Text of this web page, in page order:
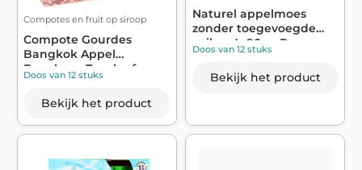
Compotes en fruit op siroop
Compote Gourdes
Bangkok Appel
Framboos Touch of
Litch...
Doos van 12 stuks
Bekijk het product
Naturel appelmoes
zonder toegevoegde
suiker 4x90g - P...
Doos van 12 stuks
Bekijk het product